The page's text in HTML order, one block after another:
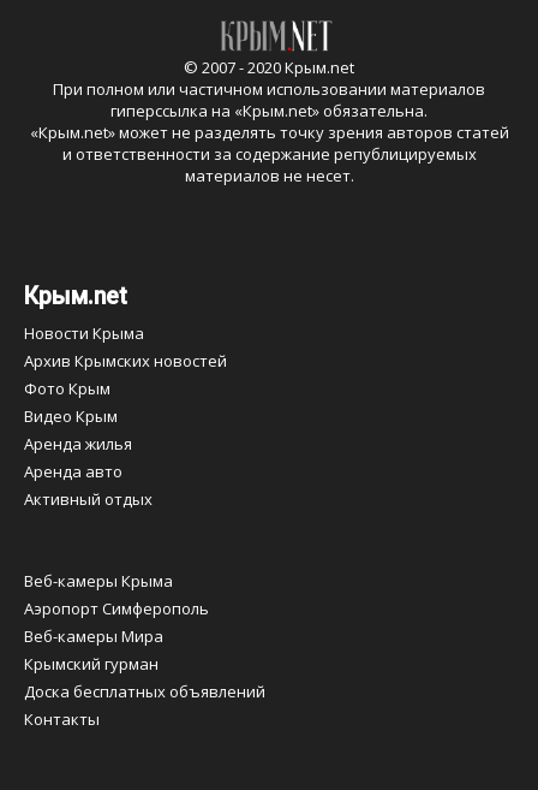
© 2007 - 2020 Крым.net
При полном или частичном использовании материалов
гиперссылка на «Крым.net» обязательна.
«Крым.net» может не разделять точку зрения авторов статей
и ответственности за содержание републицируемых
материалов не несет.
Крым.net
Новости Крыма
Архив Крымских новостей
Фото Крым
Видео Крым
Аренда жилья
Аренда авто
Активный отдых
Веб-камеры Крыма
Аэропорт Симферополь
Веб-камеры Мира
Крымский гурман
Доска бесплатных объявлений
Контакты